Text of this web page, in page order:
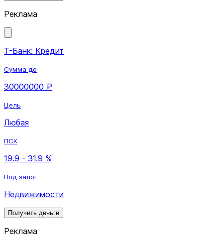
Реклама
Т-Банк: Кредит
Сумма до
30000000 ₽
Цель
Любая
ПСК
19.9 - 31.9 %
Под залог
Недвижимости
Получить деньги
Реклама